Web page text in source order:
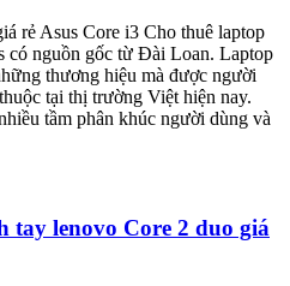
rẻ Asus Core i3 Cho thuê laptop
có nguồn gốc từ Đài Loan. Laptop
thương hiệu mà được người
tại thị trường Việt hiện nay.
tầm phân khúc người dùng và
tay lenovo Core 2 duo giá